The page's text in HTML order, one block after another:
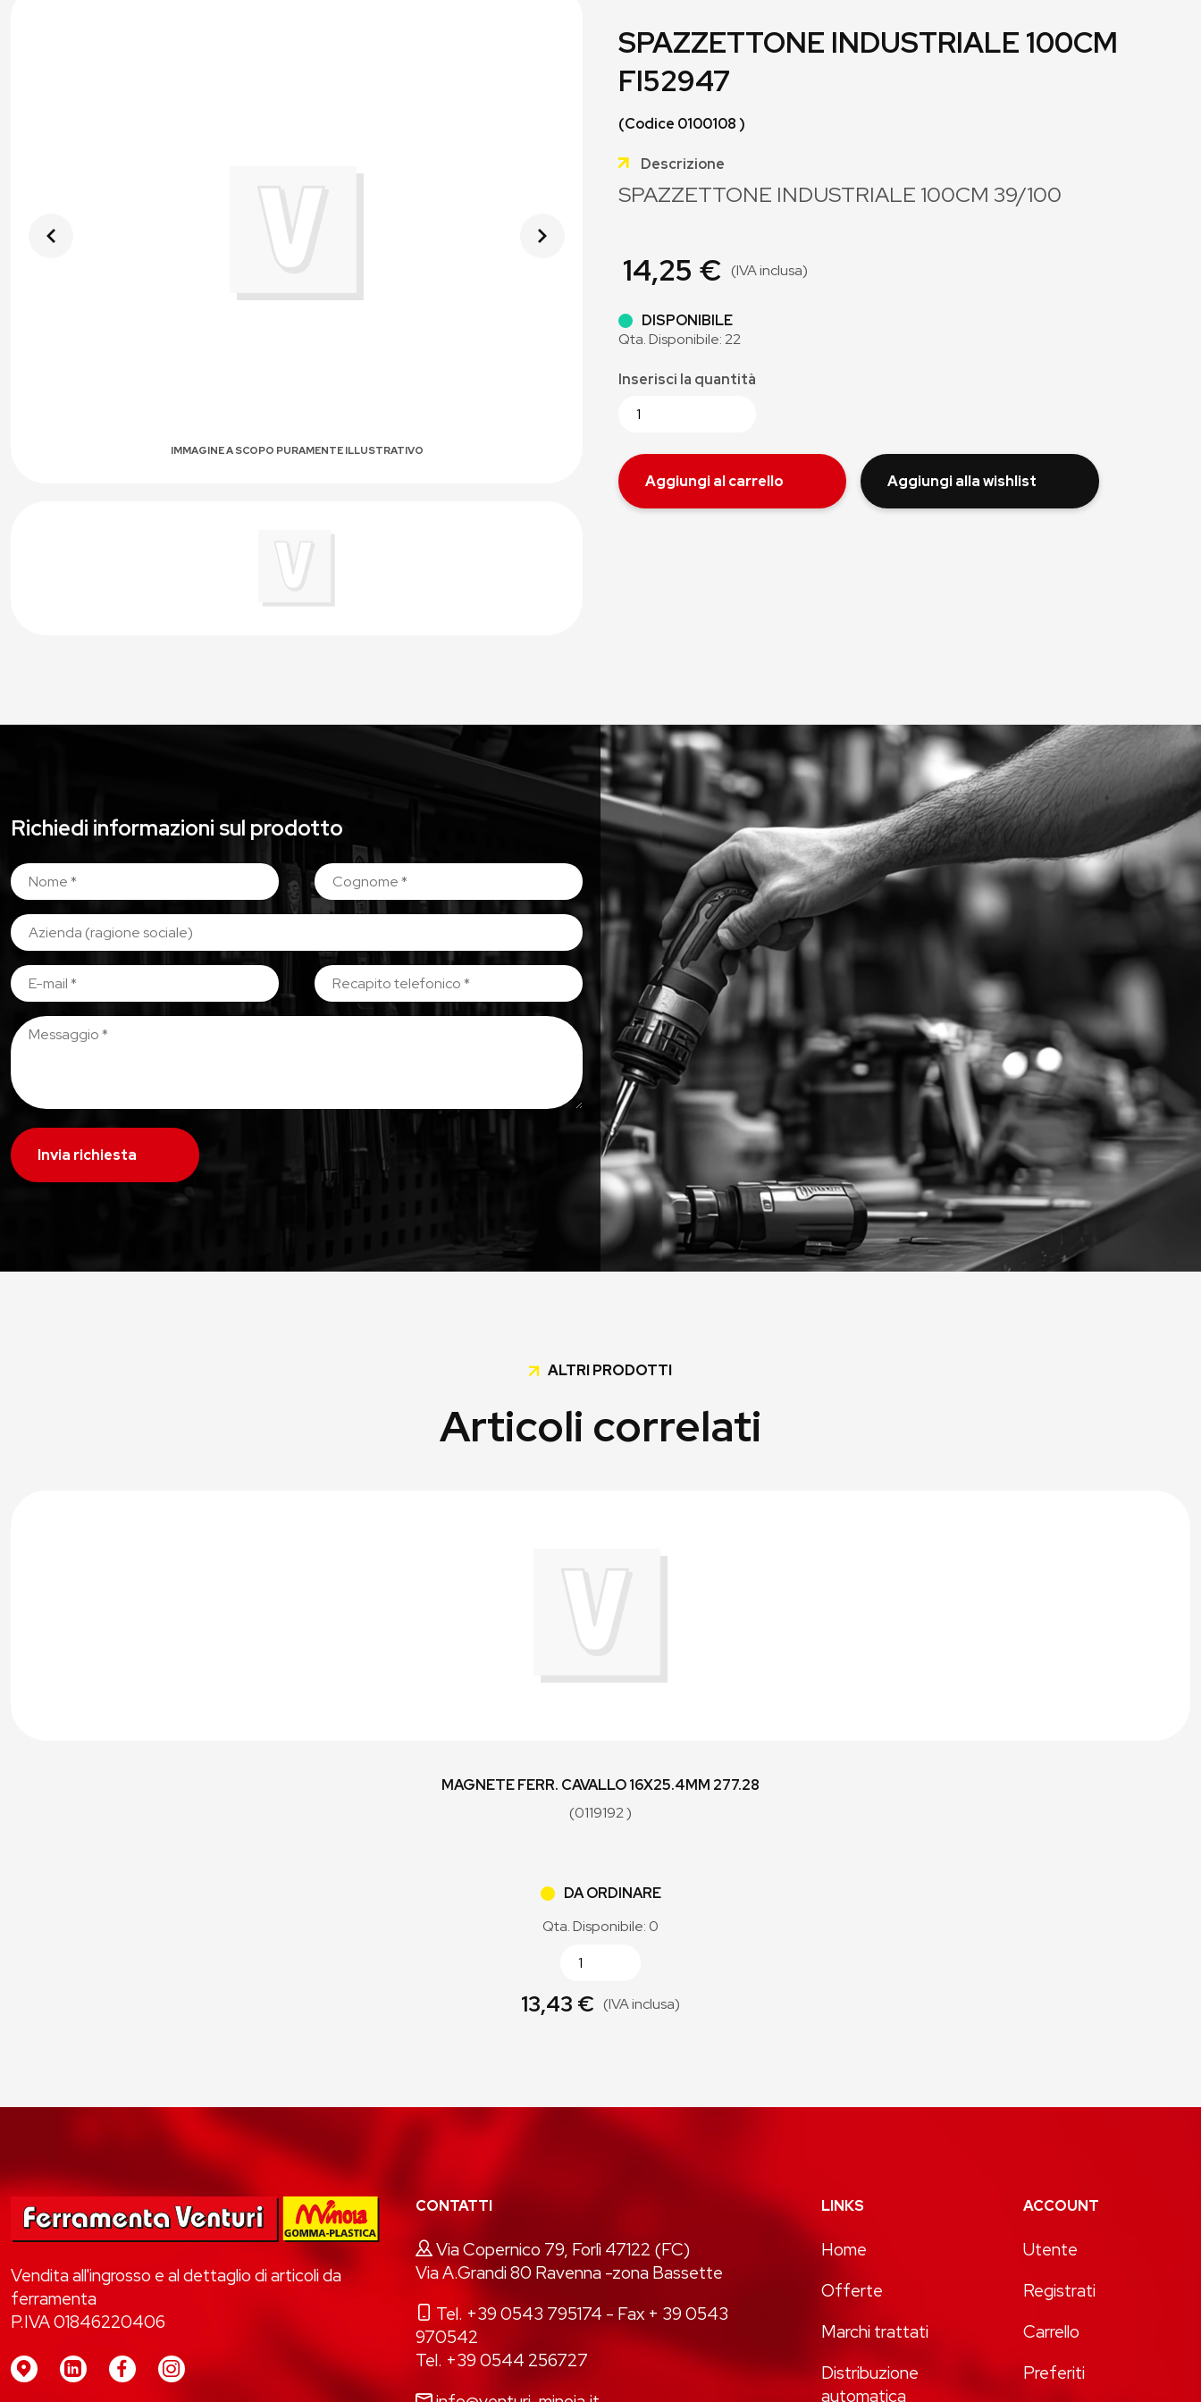
IMMAGINE A SCOPO PURAMENTE ILLUSTRATIVO
SPAZZETTONE INDUSTRIALE 100CM
FI52947
(Codice 0100108 )
Descrizione
SPAZZETTONE INDUSTRIALE 100CM 39/100
14,25 € (IVA inclusa)
DISPONIBILE
Qta. Disponibile: 22
Inserisci la quantità
Aggiungi al carrello Aggiungi alla wishlist
Richiedi informazioni sul prodotto
Invia richiesta
ALTRI PRODOTTI
Articoli correlati
MAGNETE FERR. CAVALLO 16X25.4MM 277.28
(0119192 )
DA ORDINARE
Qta. Disponibile: 0
13,43 € (IVA inclusa)
Vendita all'ingrosso e al dettaglio di articoli da
ferramenta
P.IVA 01846220406
CONTATTI
Via Copernico 79, Forlì 47122 (FC)
Via A.Grandi 80 Ravenna -zona Bassette
Tel. +39 0543 795174 - Fax + 39 0543
970542
Tel. +39 0544 256727
LINKS
Home
Offerte
Marchi trattati
Distribuzione
automatica
ACCOUNT
Utente
Registrati
Carrello
Preferiti